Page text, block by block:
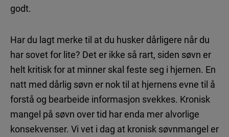
godt.
Har du lagt merke til at du husker dårligere når du
har sovet for lite? Det er ikke så rart, siden søvn er
helt kritisk for at minner skal feste seg i hjernen. En
natt med dårlig søvn er nok til at hjernens evne til å
forstå og bearbeide informasjon svekkes. Kronisk
mangel på søvn over tid har enda mer alvorlige
konsekvenser. Vi vet i dag at kronisk søvnmangel er